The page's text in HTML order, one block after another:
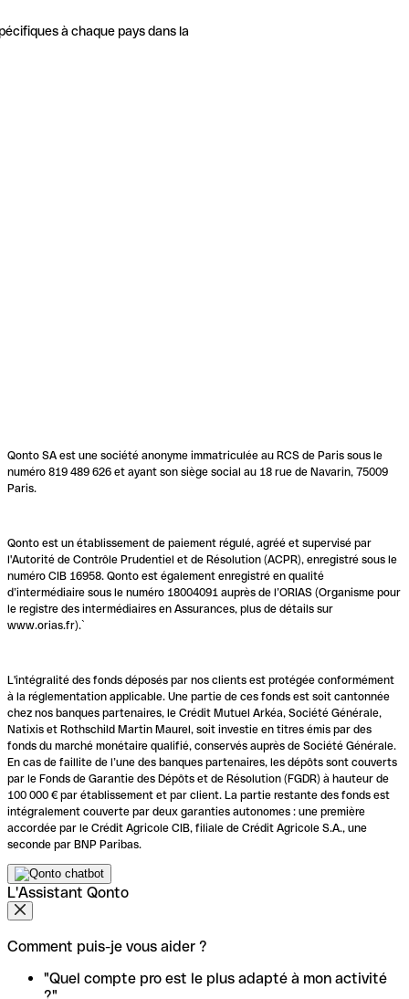
à chaque pays dans la
Qonto SA est une société anonyme immatriculée au RCS de Paris sous le
numéro 819 489 626 et ayant son siège social au 18 rue de Navarin, 75009
Paris.
Qonto est un établissement de paiement régulé, agréé et supervisé par
l'Autorité de Contrôle Prudentiel et de Résolution (ACPR), enregistré sous le
numéro CIB 16958. Qonto est également enregistré en qualité
d’intermédiaire sous le numéro 18004091 auprès de l’ORIAS (Organisme pour
le registre des intermédiaires en Assurances, plus de détails sur
www.orias.fr).`
L'intégralité des fonds déposés par nos clients est protégée conformément
à la réglementation applicable. Une partie de ces fonds est soit cantonnée
chez nos banques partenaires, le Crédit Mutuel Arkéa, Société Générale,
Natixis et Rothschild Martin Maurel, soit investie en titres émis par des
fonds du marché monétaire qualifié, conservés auprès de Société Générale.
En cas de faillite de l’une des banques partenaires, les dépôts sont couverts
par le Fonds de Garantie des Dépôts et de Résolution (FGDR) à hauteur de
100 000 € par établissement et par client. La partie restante des fonds est
intégralement couverte par deux garanties autonomes : une première
accordée par le Crédit Agricole CIB, filiale de Crédit Agricole S.A., une
seconde par BNP Paribas.
L'Assistant Qonto
Comment puis-je vous aider ?
"Quel compte pro est le plus adapté à mon activité